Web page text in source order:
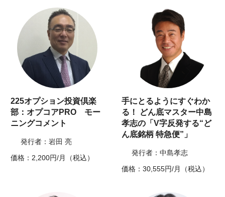
225オプション投資倶楽
部：オプコアPRO モー
ニングコメント
発行者：岩田 亮
価格：2,200円/月（税込）
手にとるようにすぐわか
る！ どん底マスター中島
孝志の「V字反発する“ど
ん底銘柄 特急便”」
発行者：中島孝志
価格：30,555円/月（税込）